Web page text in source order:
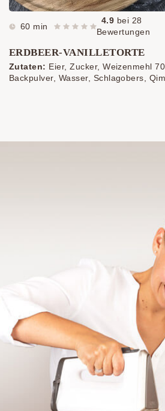
60 min
4.9 bei 28
Bewertungen
ERDBEER-VANILLETORTE
Zutaten: Eier, Zucker, Weizenmehl
Backpulver, Wasser, Schlagobers,